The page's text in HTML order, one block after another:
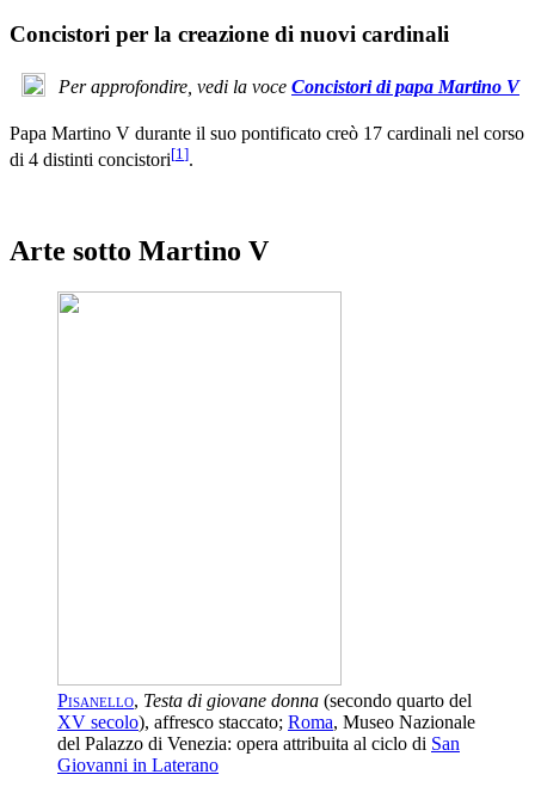
Concistori per la creazione di nuovi cardinali
Per approfondire, vedi la voce Concistori di papa Martino V
Papa Martino V durante il suo pontificato creò 17 cardinali nel corso
di 4 distinti concistori[1 ].
Arte sotto Martino V
Pisanello, Testa di giovane donna (secondo quarto del
XV secolo), affresco staccato; Roma, Museo Nazionale
del Palazzo di Venezia: opera attribuita al ciclo di San
Giovanni in Laterano